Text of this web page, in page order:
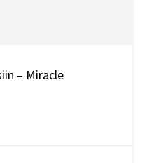
– Miracle